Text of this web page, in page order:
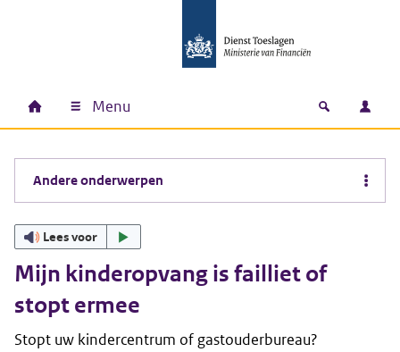
Hoofdnavigatie
Home Menu Open
Andere onderwerpen
Lees voor
Mijn kinderopvang is failliet of
stopt ermee
Stopt uw kindercentrum of gastouderbureau?